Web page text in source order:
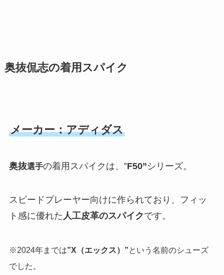
奥抜侃志の着用スパイク
メーカー：アディダス
奥抜選手の着用スパイクは、”F50”シリーズ。
スピードプレーヤー向けに作られており、フィッ
ト感に優れた 人工皮革のスパイクです。
※2024年までは”X（エックス）”という名前のシューズ
でした。